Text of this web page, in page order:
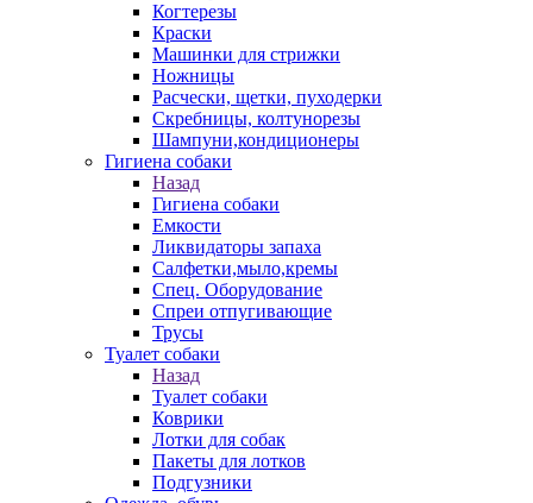
Когтерезы
Краски
Машинки для стрижки
Ножницы
Расчески, щетки, пуходерки
Скребницы, колтунорезы
Шампуни,кондиционеры
Гигиена собаки
Назад
Гигиена собаки
Емкости
Ликвидаторы запаха
Салфетки,мыло,кремы
Спец. Оборудование
Спреи отпугивающие
Трусы
Туалет собаки
Назад
Туалет собаки
Коврики
Лотки для собак
Пакеты для лотков
Подгузники